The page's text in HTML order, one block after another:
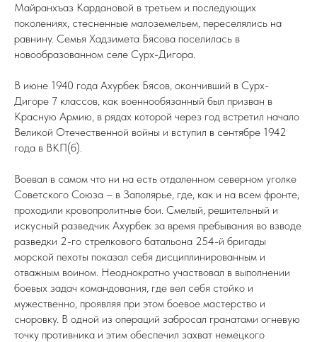
Майранхъаз Кардановой в третьем и последующих
поколениях, стесненные малоземельем, переселялись на
равнину. Семья Хадзимета Бясова поселилась в
новообразованном селе Сурх-Дигора.
В июне 1940 года Ахурбек Бясов, окончивший в Сурх-
Дигоре 7 классов, как военнообязанный был призван в
Красную Армию, в рядах которой через год встретил начало
Великой Отечественной войны и вступил в сентябре 1942
года в ВКП(б).
Воевал в самом что ни на есть отдаленном северном уголке
Советского Союза – в Заполярье, где, как и на всем фронте,
проходили кровопролитные бои. Смелый, решительный и
искусный разведчик Ахурбек за время пребывания во взводе
разведки 2-го стрелкового батальона 254-й бригады
морской пехоты показал себя дисциплинированным и
отважным воином. Неоднократно участвовал в выполнении
боевых задач командования, где вел себя стойко и
мужественно, проявляя при этом боевое мастерство и
сноровку. В одной из операций забросал гранатами огневую
точку противника и этим обеспечил захват немецкого